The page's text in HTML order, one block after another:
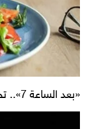
«بعد الساعة 7».. تحذير من تناول الطعام في هذا الموعد